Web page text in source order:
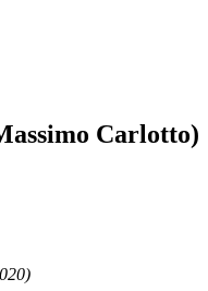
Carlotto)